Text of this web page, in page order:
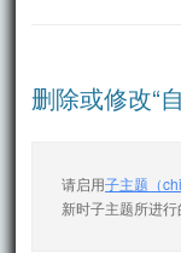
删除或修改“
请启用子主题（
新时子主题所进行